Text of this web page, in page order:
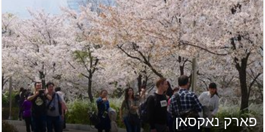
פארק נאקסאן